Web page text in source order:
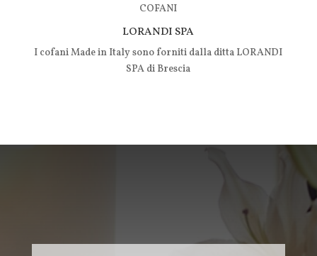
COFANI
LORANDI SPA
I cofani Made in Italy sono forniti dalla ditta LORANDI
SPA di Brescia